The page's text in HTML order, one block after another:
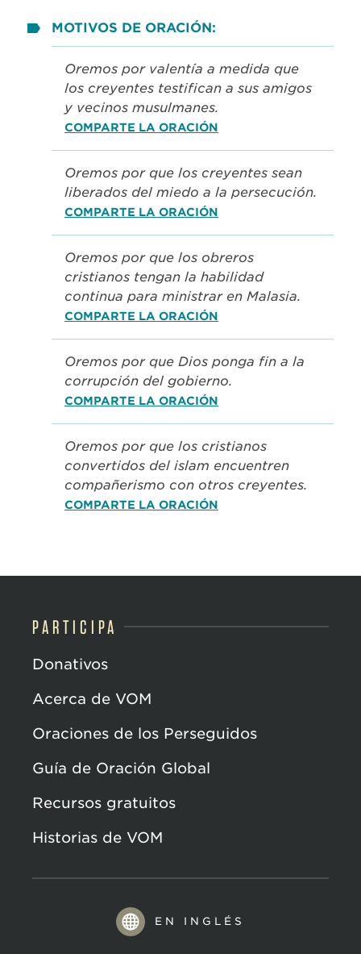
MOTIVOS DE ORACIÓN:
Oremos por valentía a medida que
los creyentes testifican a sus amigos
y vecinos musulmanes.
COMPARTE LA ORACIÓN
Oremos por que los creyentes sean
liberados del miedo a la persecución.
COMPARTE LA ORACIÓN
Oremos por que los obreros
cristianos tengan la habilidad
continua para ministrar en Malasia.
COMPARTE LA ORACIÓN
Oremos por que Dios ponga fin a la
corrupción del gobierno.
COMPARTE LA ORACIÓN
Oremos por que los cristianos
convertidos del islam encuentren
compañerismo con otros creyentes.
COMPARTE LA ORACIÓN
PARTICIPA
Donativos
Acerca de VOM
Oraciones de los Perseguidos
Guía de Oración Global
Recursos gratuitos
Historias de VOM
EN INGLÉS